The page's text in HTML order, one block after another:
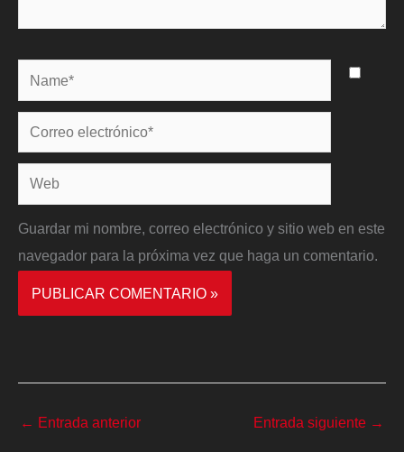
Name*
Correo
electrónico*
Web
Guardar mi nombre, correo electrónico y sitio web en este
navegador para la próxima vez que haga un comentario.
← Entrada anterior Entrada siguiente →